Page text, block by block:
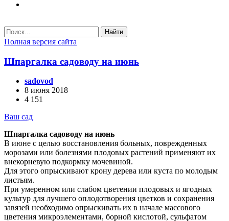
Найти
Полная версия сайта
Шпаргалка садоводу на июнь
sadovod
8 июня 2018
4 151
Ваш сад
Шпаргалка садоводу на июнь
В июне с целью восстановления больных, поврежденных
морозами или болезнями плодовых растений применяют их
внекорневую подкормку мочевиной.
Для этого опрыскивают крону дерева или куста по молодым
листьям.
При умеренном или слабом цветении плодовых и ягодных
культур для лучшего оплодотворения цветков и сохранения
завязей необходимо опрыскивать их в начале массового
цветения микроэлементами, борной кислотой, сульфатом